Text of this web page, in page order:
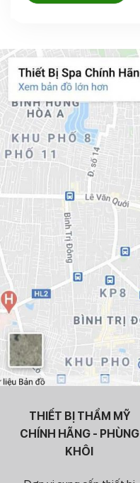
THIẾT BỊ THẨM MỸ
CHÍNH HÃNG - PHÙNG
KHÔI